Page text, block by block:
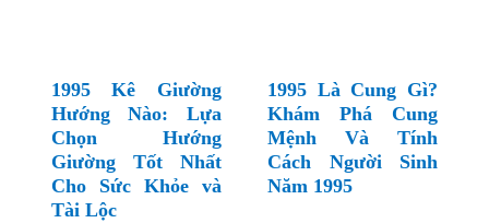
1995 Kê Giường
Hướng Nào: Lựa
Chọn Hướng
Giường Tốt Nhất
Cho Sức Khỏe và
Tài Lộc
1995 Là Cung Gì?
Khám Phá Cung
Mệnh Và Tính
Cách Người Sinh
Năm 1995